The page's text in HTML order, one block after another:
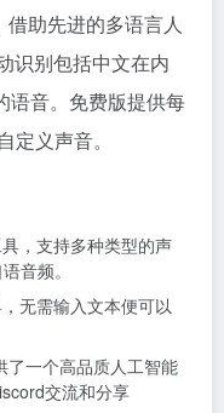
助先进的多语言人
识别包括中文在内
语音。免费版提供每
义声音。
，支持多种类型的声
音频。
无需输入文本便可以
了一个高品质人工智能
交流和分享